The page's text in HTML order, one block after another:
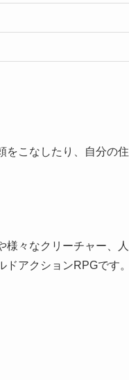
をこなしたり、自分の住
様々なクリーチャー、人
アクションRPGです。